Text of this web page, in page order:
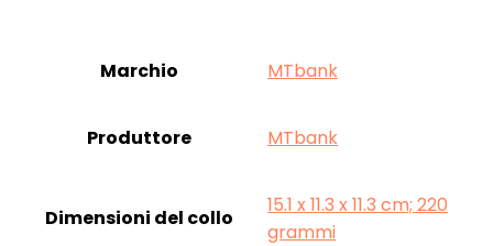
Marchio ‎MTbank
Produttore ‎MTbank
Dimensioni del collo
‎15.1 x 11.3 x 11.3 cm; 220
grammi